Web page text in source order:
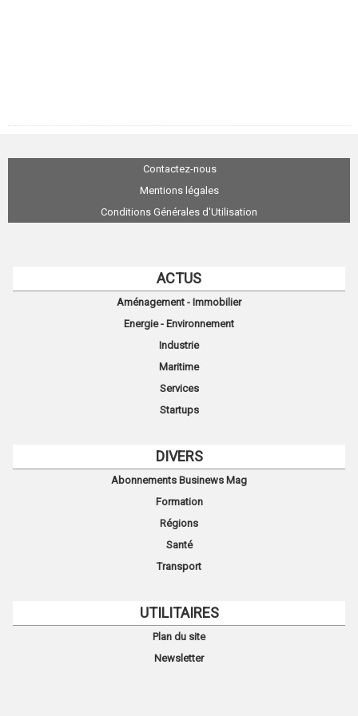
Contactez-nous
Mentions légales
Conditions Générales d'Utilisation
ACTUS
Aménagement - Immobilier
Energie - Environnement
Industrie
Maritime
Services
Startups
DIVERS
Abonnements Businews Mag
Formation
Régions
Santé
Transport
UTILITAIRES
Plan du site
Newsletter